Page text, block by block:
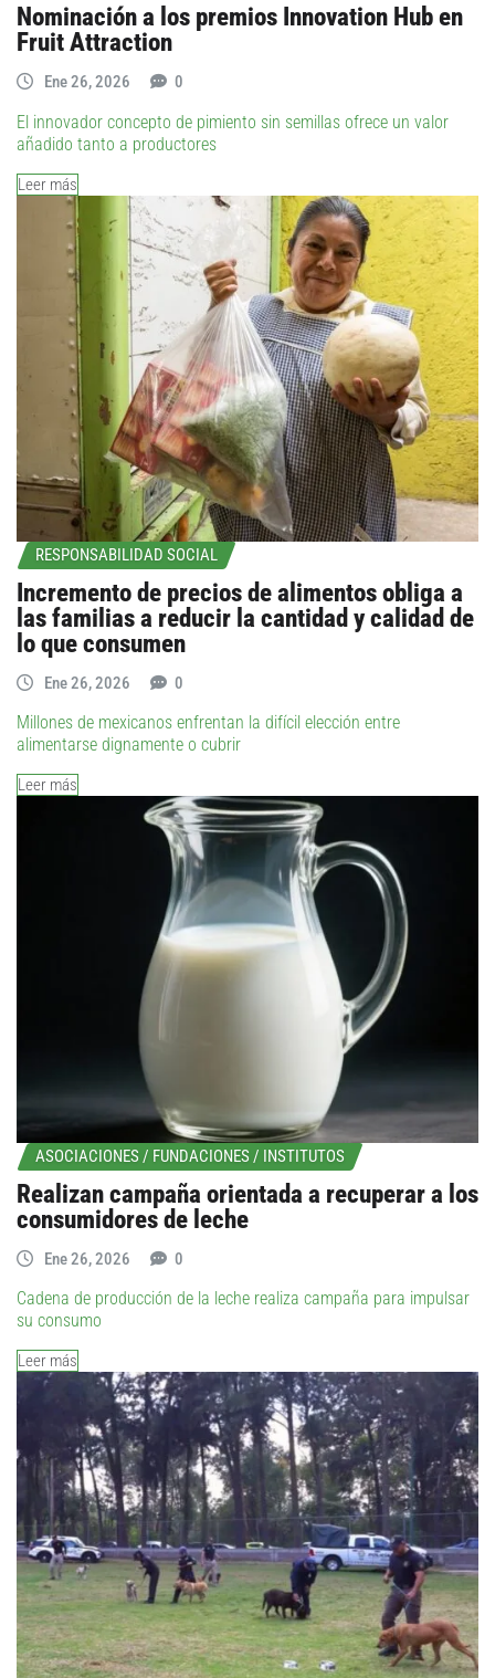
Nominación a los premios Innovation Hub en
Fruit Attraction
Ene 26, 2026 0
El innovador concepto de pimiento sin semillas ofrece un valor
añadido tanto a productores
Leer más
RESPONSABILIDAD SOCIAL
Incremento de precios de alimentos obliga a
las familias a reducir la cantidad y calidad de
lo que consumen
Ene 26, 2026 0
Millones de mexicanos enfrentan la difícil elección entre
alimentarse dignamente o cubrir
Leer más
ASOCIACIONES / FUNDACIONES / INSTITUTOS
Realizan campaña orientada a recuperar a los
consumidores de leche
Ene 26, 2026 0
Cadena de producción de la leche realiza campaña para impulsar
su consumo
Leer más